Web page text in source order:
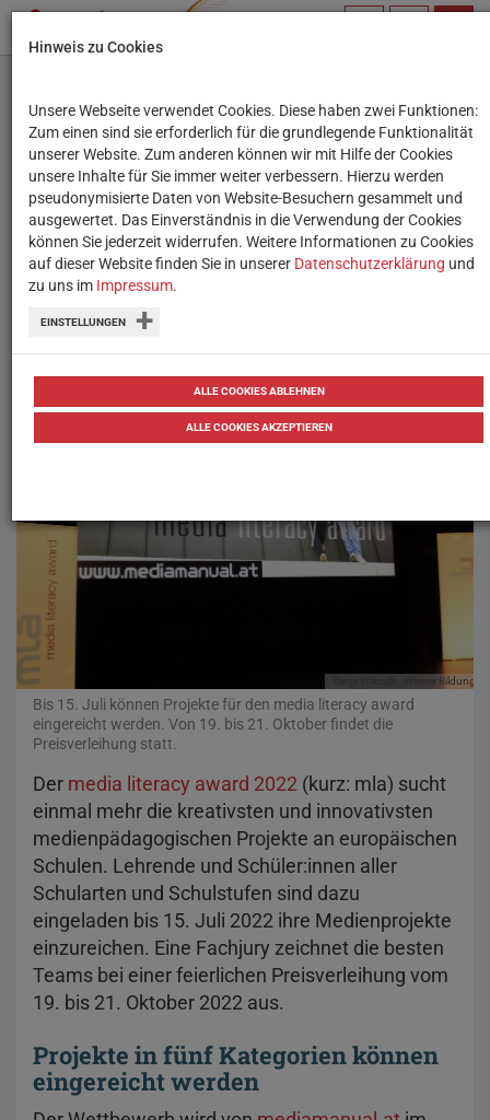
media literacy awards
2022: Der Bewerb für
kreative Köpfe
Bis 15. Juli können Schulen ihre
innovativen Medien-Projekte einreichen.
Wiener
Bis 15. Juli können Projekte für den media literacy award
eingereicht werden. Von 19. bis 21. Oktober findet die
Preisverleihung statt.
Der media literacy award 2022 (kurz: mla) sucht
einmal mehr die kreativsten und innovativsten
medienpädagogischen Projekte an europäischen
Schulen. Lehrende und Schüler:innen aller
Schularten und Schulstufen sind dazu
eingeladen bis 15. Juli 2022 ihre Medienprojekte
einzureichen. Eine Fachjury zeichnet die besten
Teams bei einer feierlichen Preisverleihung vom
19. bis 21. Oktober 2022 aus.
Projekte in fünf Kategorien können
eingereicht werden
Hinweis zu Cookies
Unsere Webseite verwendet Cookies. Diese haben zwei Funktionen:
Zum einen sind sie erforderlich für die grundlegende Funktionalität
unserer Website. Zum anderen können wir mit Hilfe der Cookies
unsere Inhalte für Sie immer weiter verbessern. Hierzu werden
pseudonymisierte Daten von Website-Besuchern gesammelt und
ausgewertet. Das Einverständnis in die Verwendung der Cookies
können Sie jederzeit widerrufen. Weitere Informationen zu Cookies
auf dieser Website finden Sie in unserer Datenschutzerklärung und
zu uns im Impressum.
EINSTELLUNGEN
ALLE COOKIES ABLEHNEN
ALLE COOKIES AKZEPTIEREN